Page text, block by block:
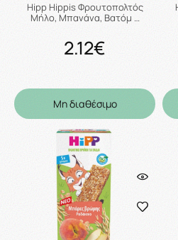
Hipp Hippis Φρουτοπολτός
Μήλο, Μπανάνα, Βατόμ …
2.12€
Μη διαθέσιμο